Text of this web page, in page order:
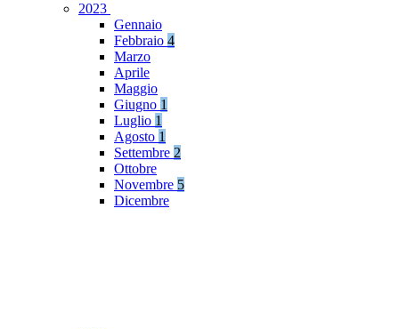
2023
Gennaio
Febbraio 4
Marzo
Aprile
Maggio
Giugno 1
Luglio 1
Agosto 1
Settembre 2
Ottobre
Novembre 5
Dicembre